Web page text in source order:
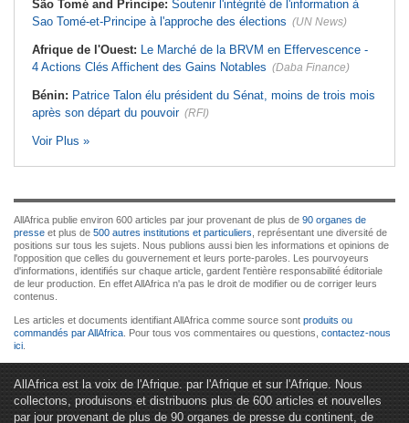
São Tomé and Príncipe: Soutenir l'intégrité de l'information à
Sao Tomé-et-Principe à l'approche des élections (UN News)
Afrique de l'Ouest: Le Marché de la BRVM en Effervescence -
4 Actions Clés Affichent des Gains Notables (Daba Finance)
Bénin: Patrice Talon élu président du Sénat, moins de trois mois
après son départ du pouvoir (RFI)
Voir Plus »
AllAfrica publie environ 600 articles par jour provenant de plus de 90 organes de
presse et plus de 500 autres institutions et particuliers , représentant une diversité de
positions sur tous les sujets. Nous publions aussi bien les informations et opinions de
l'opposition que celles du gouvernement et leurs porte-paroles. Les pourvoyeurs
d'informations, identifiés sur chaque article, gardent l'entière responsabilité éditoriale
de leur production. En effet AllAfrica n'a pas le droit de modifier ou de corriger leurs
contenus.
Les articles et documents identifiant AllAfrica comme source sont produits ou
commandés par AllAfrica . Pour tous vos commentaires ou questions, contactez-nous
ici
AllAfrica est la voix de l'Afrique. par l'Afrique et sur l'Afrique. Nous
collectons, produisons et distribuons plus de 600 articles et nouvelles
par jour provenant de plus de 90 organes de presse du continent, de